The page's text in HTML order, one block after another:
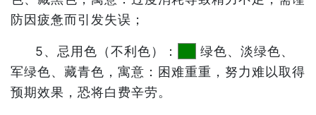
防因疲惫而引发失误；
5、忌用色（不利色）：
绿色、淡绿色、
军绿色、藏青色，寓意：困难重重，努力难以取得
预期效果，恐将白费辛劳。